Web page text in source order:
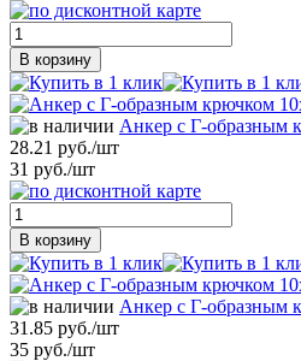
В корзину
Анкер с Г-образным
28.21 руб./шт
31 руб./шт
В корзину
Анкер с Г-образным
31.85 руб./шт
35 руб./шт